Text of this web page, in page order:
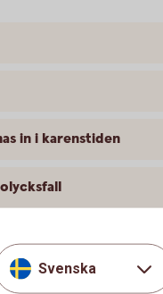
in i karenstiden
som komplettering)
Svenska